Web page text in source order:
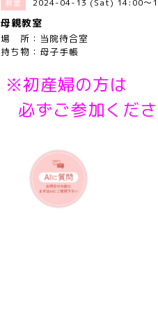
教室 2024-04-13 (Sat) 14:00～
母親教室
場 所：当院待合室
持ち物：母子手帳
※初産婦の方は
必ずご参加くだ